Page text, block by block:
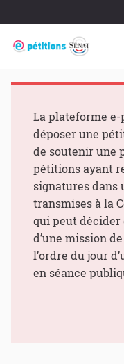
La plateforme
déposer une
de soutenir une
pétitions ayant
signatures dans
transmises à la
qui peut décider
d’une mission
l’ordre du jour
en séance